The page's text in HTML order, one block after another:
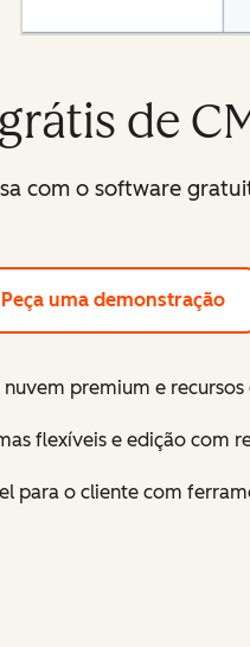
de
com o software
Peça uma demonstração
premium e
flexíveis e edição com
para o cliente com